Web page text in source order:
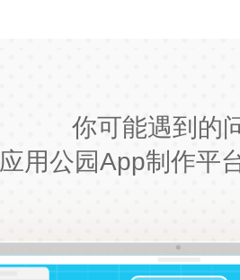
你可能遇到的
应用公园App制作平